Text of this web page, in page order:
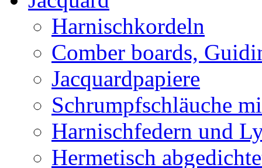
Harnischkordeln
Comber boards,
Jacquardpapiere
Schrumpfschläuche
Harnischfedern und
Hermetisch